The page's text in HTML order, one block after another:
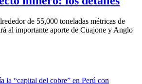
de 55,000 toneladas métricas de
al importante aporte de Cuajone y Anglo